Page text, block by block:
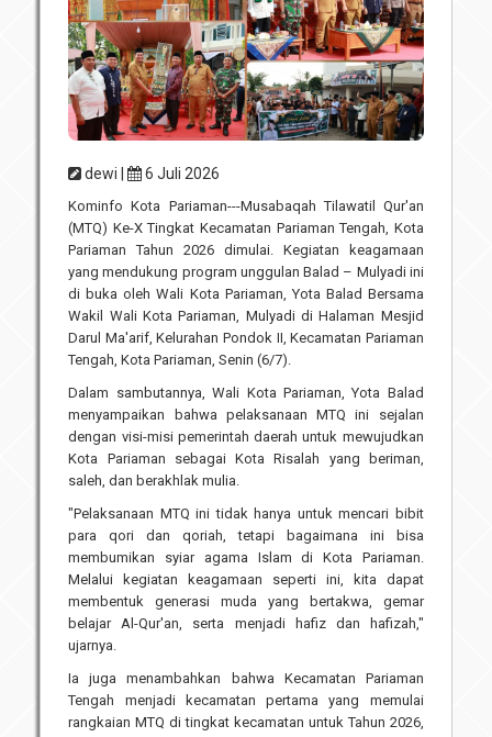
Unit Pelaksana Teknis (UPT)
Infografis
Download
Penghargaan
dewi | 6 Juli 2026
Kominfo Kota Pariaman---Musabaqah Tilawatil Qur'an
(MTQ) Ke-X Tingkat Kecamatan Pariaman Tengah, Kota
Pariaman Tahun 2026 dimulai. Kegiatan keagamaan
yang mendukung program unggulan Balad – Mulyadi ini
di buka oleh Wali Kota Pariaman, Yota Balad Bersama
Wakil Wali Kota Pariaman, Mulyadi di Halaman Mesjid
Darul Ma'arif, Kelurahan Pondok II, Kecamatan Pariaman
Tengah, Kota Pariaman, Senin (6/7).
Dalam sambutannya, Wali Kota Pariaman, Yota Balad
menyampaikan bahwa pelaksanaan MTQ ini sejalan
dengan visi-misi pemerintah daerah untuk mewujudkan
Kota Pariaman sebagai Kota Risalah yang beriman,
saleh, dan berakhlak mulia.
"Pelaksanaan MTQ ini tidak hanya untuk mencari bibit
para qori dan qoriah, tetapi bagaimana ini bisa
membumikan syiar agama Islam di Kota Pariaman.
Melalui kegiatan keagamaan seperti ini, kita dapat
membentuk generasi muda yang bertakwa, gemar
belajar Al-Qur'an, serta menjadi hafiz dan hafizah,"
ujarnya.
Ia juga menambahkan bahwa Kecamatan Pariaman
Tengah menjadi kecamatan pertama yang memulai
rangkaian MTQ di tingkat kecamatan untuk Tahun 2026,